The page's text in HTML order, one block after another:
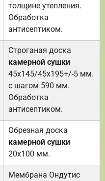
толщине утепления.
Обработка
антисептиком.
Строганая доска
камерной сушки
45х145/45х195+/-5 мм.
с шагом 590 мм.
Обработка
антисептиком.
Обрезная доска
камерной сушки
20х100 мм.
Мембрана Ондутис